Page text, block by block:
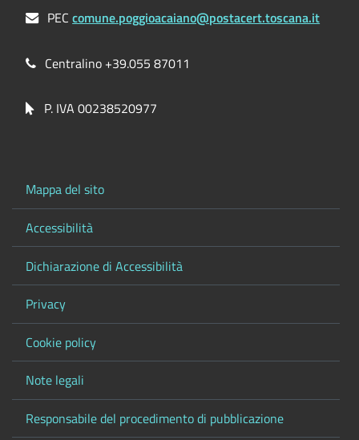
PECcomune.poggioacaiano@postacert.toscana.it
Centralino +39.055 87011
P. IVA 00238520977
Mappa del sito
Accessibilità
Dichiarazione di Accessibilità
Privacy
Cookie policy
Note legali
Responsabile del procedimento di pubblicazione